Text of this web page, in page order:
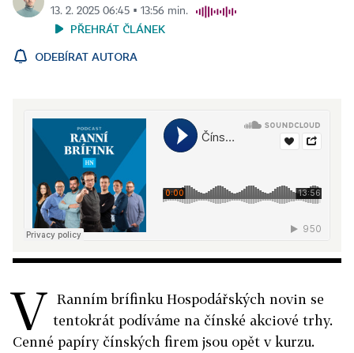
13. 2. 2025 06:45 ▪ 13:56 min.
PŘEHRÁT ČLÁNEK
ODEBÍRAT AUTORA
V Ranním brífinku Hospodářských novin se
tentokrát podíváme na čínské akciové trhy.
Cenné papíry čínských firem jsou opět v kurzu.